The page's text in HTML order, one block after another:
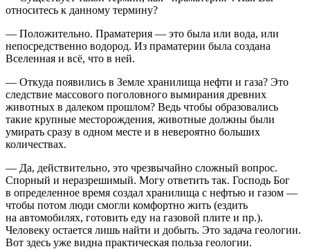
относитесь к данному термину?
— Положительно. Праматерия — это была или вода, или
непосредственно водород. Из праматерии была создана
Вселенная и всё, что в ней.
— Откуда появились в Земле хранилища нефти и газа? Это
следствие массового поголовного вымирания древних
животных в далеком прошлом? Ведь чтобы образовались
такие крупные месторождения, животные должны были
умирать сразу в одном месте и в невероятно больших
количествах.
— Да, действительно, это чрезвычайно сложный вопрос.
Спорный и неразрешимый. Могу ответить так. Господь Бог
в определенное время создал хранилища с нефтью и газом —
чтобы потом люди смогли комфортно жить (ездить
на автомобилях, готовить еду на газовой плите и пр.).
Человеку остается лишь найти и добыть. Это задача геологии.
Вот здесь уже видна практическая польза геологии.